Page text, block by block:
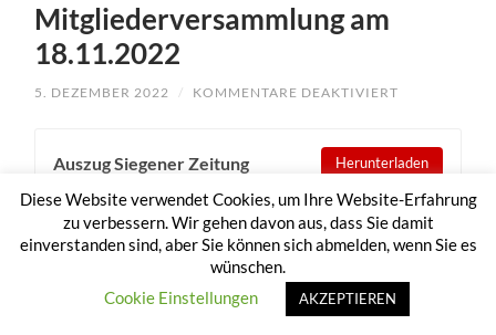
Mitgliederversammlung am
18.11.2022
5. DEZEMBER 2022 / KOMMENTARE DEAKTIVIERT
Auszug Siegener Zeitung Herunterladen
Vorsitzender Ansgar Eichert konnte zahlreiche
Anwesende zur Mitgliederversammlung im Proberaum
Alte Kapelle begrüßen. Im Jahresbericht konnte auf ein
Diese Website verwendet Cookies, um Ihre Website-Erfahrung
zu verbessern. Wir gehen davon aus, dass Sie damit
einverstanden sind, aber Sie können sich abmelden, wenn Sie es
wünschen.
Cookie Einstellungen
AKZEPTIEREN